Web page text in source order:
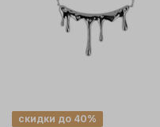
скидки до 40%